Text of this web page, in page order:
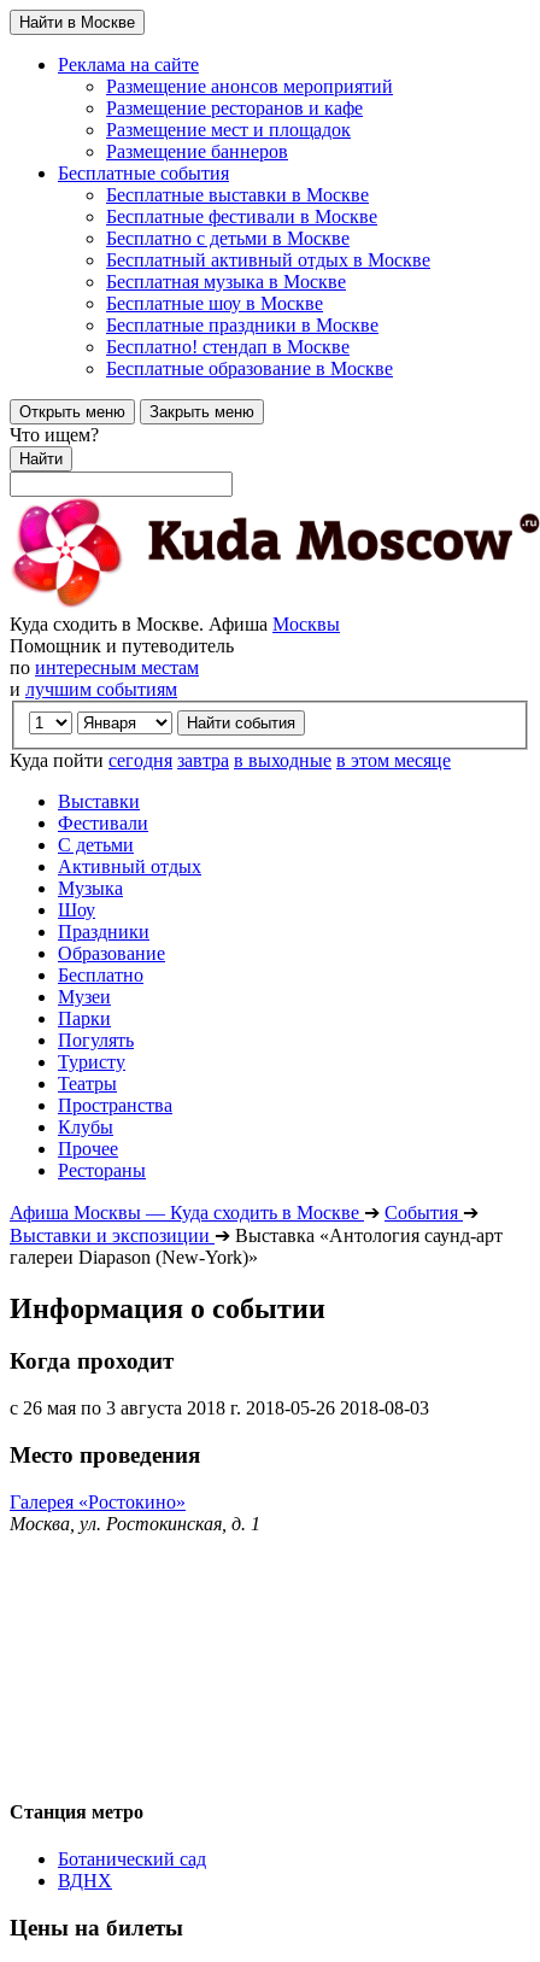
Найти в Москве
Реклама на сайте
Размещение анонсов мероприятий
Размещение ресторанов и кафе
Размещение мест и площадок
Размещение баннеров
Бесплатные события
Бесплатные выставки в Москве
Бесплатные фестивали в Москве
Бесплатно с детьми в Москве
Бесплатный активный отдых в Москве
Бесплатная музыка в Москве
Бесплатные шоу в Москве
Бесплатные праздники в Москве
Бесплатно! стендап в Москве
Бесплатные образование в Москве
Открыть меню Закрыть меню
Что ищем?
Найти
Куда сходить в Москве. Афиша Москвы
Помощник и путеводитель
по интересным местам
и лучшим событиям
Куда пойти сегодня завтра в выходные в этом месяце
Выставки
Фестивали
С детьми
Активный отдых
Музыка
Шоу
Праздники
Образование
Бесплатно
Музеи
Парки
Погулять
Туристу
Театры
Пространства
Клубы
Прочее
Рестораны
Афиша Москвы — Куда сходить в Москве ➔ События ➔
Выставки и экспозиции ➔ Выставка «Антология саунд-арт
галереи Diapason (New-York)»
Информация о событии
Когда проходит
с 26 мая по 3 августа 2018 г. 2018-05-26 2018-08-03
Место проведения
Галерея «Ростокино»
Москва, ул. Ростокинская, д. 1
Станция метро
Ботанический сад
ВДНХ
Цены на билеты